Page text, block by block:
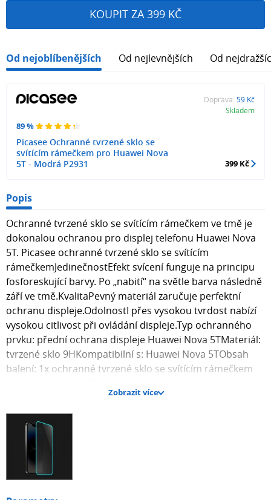
KOUPIT ZA 399 KČ
Od nejoblíbenějších Od nejlevnějších Od
89 %
Picasee Ochranné tvrzené sklo se
svítícím rámečkem pro Huawei Nova
5T - Modrá P2931
Doprava: 59 Kč
Skladem
399 Kč
Popis
Ochranné tvrzené sklo se svítícím rámečkem ve tmě je
dokonalou ochranou pro displej telefonu Huawei Nova
5T. Picasee ochranné tvrzené sklo se svítícím
rámečkemJedinečnostEfekt svícení funguje na principu
fosforeskující barvy. Po „nabití“ na světle barva následně
září ve tmě.KvalitaPevný materiál zaručuje perfektní
ochranu displeje.OdolnostI přes vysokou tvrdost nabízí
vysokou citlivost při ovládání displeje.Typ ochranného
prvku: přední ochrana displeje Huawei Nova 5TMateriál:
tvrzené sklo 9HKompatibilní s: Huawei Nova 5TObsah
balení: 1x ochranné tvrzené sklo se svítícím rámečkem
displej telefonu. Fotografie skla mohou být ilustrativní.
Zobrazit více